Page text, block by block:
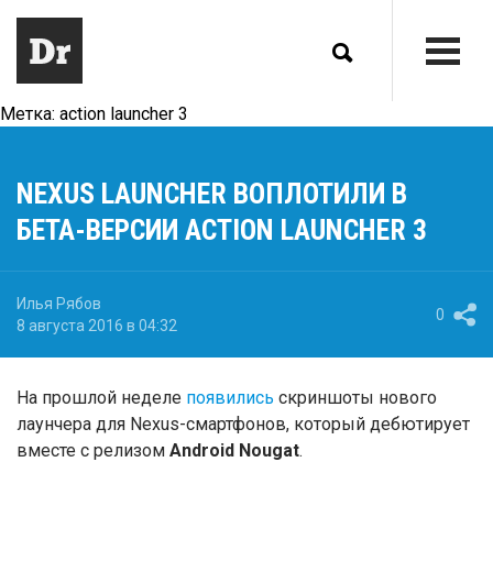
Метка: action launcher 3
NEXUS LAUNCHER ВОПЛОТИЛИ В
БЕТА-ВЕРСИИ ACTION LAUNCHER 3
Илья Рябов
8 августа 2016 в 04:32
0
На прошлой неделе появились скриншоты нового
лаунчера для Nexus-смартфонов, который дебютирует
вместе с релизом Android Nougat.